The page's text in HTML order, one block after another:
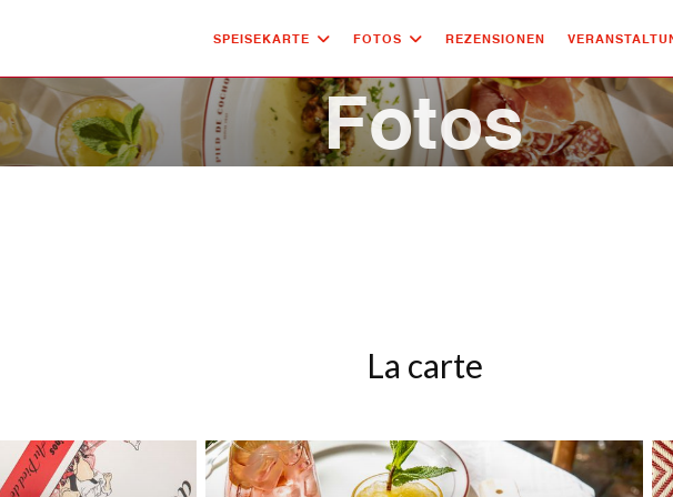
SPEISEKARTE FOTOS REZENSIONEN
Fotos
La carte